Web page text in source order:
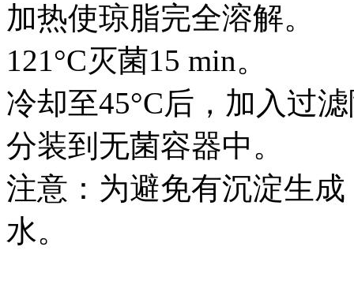
加热使琼脂完全溶解。
121°C灭菌15 min。
冷却至45°C后，加入过
分装到无菌容器中。
注意：为避免有沉淀生
水。